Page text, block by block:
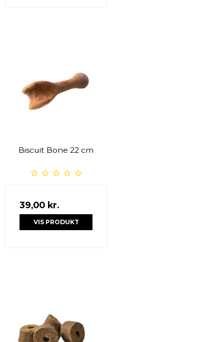
Biscuit Bone 22 cm
39,00 kr.
VIS PRODUKT